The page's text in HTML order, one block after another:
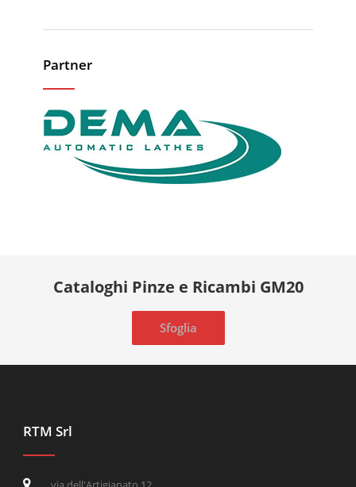
Partner
Cataloghi Pinze e Ricambi GM20
Sfoglia
RTM Srl